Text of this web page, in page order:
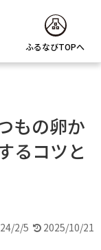
ふるなびTOPへ
もの卵か
るコツと
2/5
2025/10/21